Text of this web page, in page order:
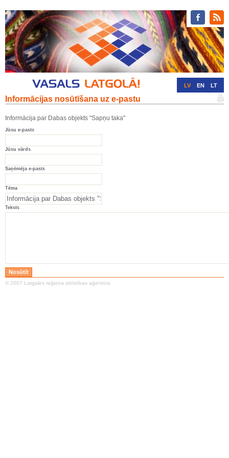
LV EN LT
Informācijas nosūtīšana uz e-pastu
Informācija par Dabas objekts "Sapņu taka"
Jūsu e-pasts
Jūsu vārds
Saņēmēja e-pasts
Tēma
Teksts
© 2007 Latgales reģiona attīstības aģentūra